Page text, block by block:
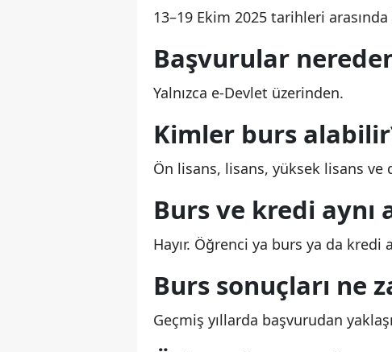
13–19 Ekim 2025 tarihleri
Başvurular
Yalnızca e-Devlet üzerinden.
Kimler burs
Ön lisans, lisans, yüksek lisans
Burs ve kredi aynı
Hayır. Öğrenci ya burs ya da kredi
Burs sonuçları ne
Geçmiş yıllarda başvurudan